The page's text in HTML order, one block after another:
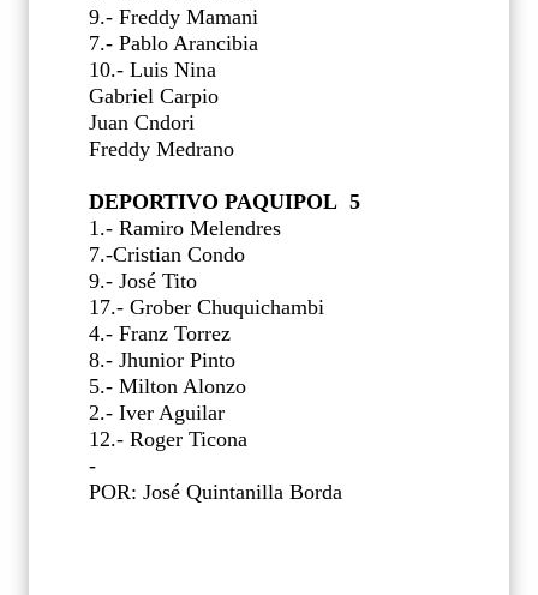
9.- Freddy Mamani
7.- Pablo Arancibia
10.- Luis Nina
Gabriel Carpio
Juan Cndori
Freddy Medrano
DEPORTIVO PAQUIPOL 5
1.- Ramiro Melendres
7.-Cristian Condo
9.- José Tito
17.- Grober Chuquichambi
4.- Franz Torrez
8.- Jhunior Pinto
5.- Milton Alonzo
2.- Iver Aguilar
12.- Roger Ticona
-
POR: José Quintanilla Borda